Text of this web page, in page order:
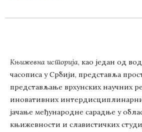
Књижевна историја, као један од
часописа у Србији, представља
представљање врхунских научних
иновативних
јачање међународне сарадње у
књижевности и славистичких